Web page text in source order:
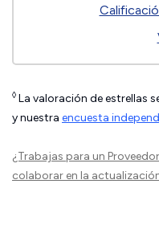
◊ La valoración de estrellas
y nuestra encuesta
¿Trabajas para un
colaborar en la